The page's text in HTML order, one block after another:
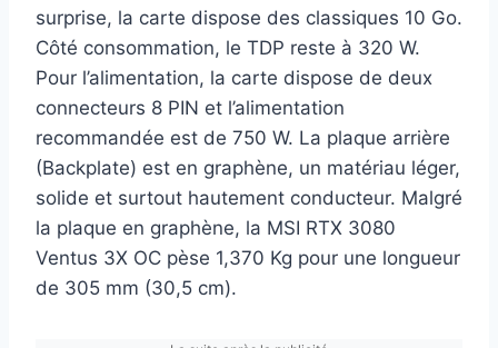
surprise, la carte dispose des classiques 10 Go.
Côté consommation, le TDP reste à 320 W.
Pour l’alimentation, la carte dispose de deux
connecteurs 8 PIN et l’alimentation
recommandée est de 750 W. La plaque arrière
(Backplate) est en graphène, un matériau léger,
solide et surtout hautement conducteur. Malgré
la plaque en graphène, la MSI RTX 3080
Ventus 3X OC pèse 1,370 Kg pour une longueur
de 305 mm (30,5 cm).